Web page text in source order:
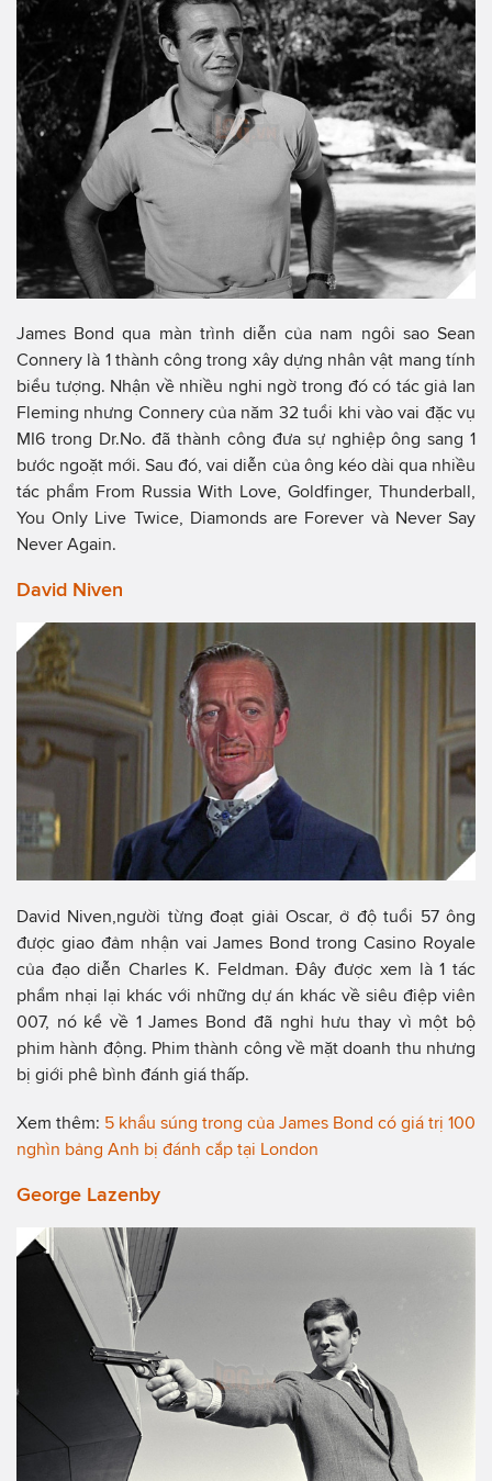
James Bond qua màn trình diễn của nam ngôi sao Sean
Connery là 1 thành công trong xây dựng nhân vật mang tính
biểu tượng. Nhận về nhiều nghi ngờ trong đó có tác giả Ian
Fleming nhưng Connery của năm 32 tuổi khi vào vai đặc vụ
MI6 trong Dr.No. đã thành công đưa sự nghiệp ông sang 1
bước ngoặt mới. Sau đó, vai diễn của ông kéo dài qua nhiều
tác phẩm From Russia With Love, Goldfinger, Thunderball,
You Only Live Twice, Diamonds are Forever và Never Say
Never Again.
David Niven
David Niven,người từng đoạt giải Oscar, ở độ tuổi 57 ông
được giao đảm nhận vai James Bond trong Casino Royale
của đạo diễn Charles K. Feldman. Đây được xem là 1 tác
phẩm nhại lại khác với những dự án khác về siêu điệp viên
007, nó kể về 1 James Bond đã nghỉ hưu thay vì một bộ
phim hành động. Phim thành công về mặt doanh thu nhưng
bị giới phê bình đánh giá thấp.
Xem thêm: 5 khẩu súng trong của James Bond có giá trị 100
nghìn bảng Anh bị đánh cắp tại London
George Lazenby